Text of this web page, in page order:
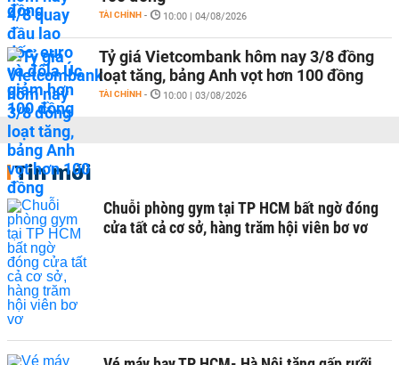
TÀI CHÍNH - 10:00 | 04/08/2026
Tỷ giá Vietcombank hôm nay 3/8 đồng
loạt tăng, bảng Anh vọt hơn 100 đồng
TÀI CHÍNH - 10:00 | 03/08/2026
Tin mới
Chuỗi phòng gym tại TP HCM bất ngờ đóng
cửa tất cả cơ sở, hàng trăm hội viên bơ vơ